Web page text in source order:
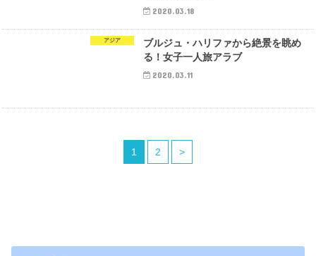
2020.03.18
アジア
ブルジュ・ハリファから絶景を眺め
る！女子一人旅アラブ
2020.03.11
1 2 >